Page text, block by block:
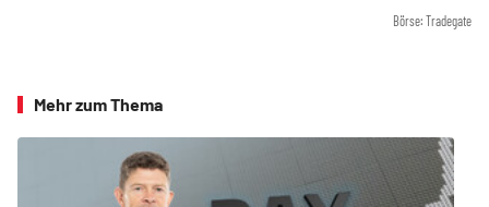
Börse: Tradegate
Mehr zum Thema